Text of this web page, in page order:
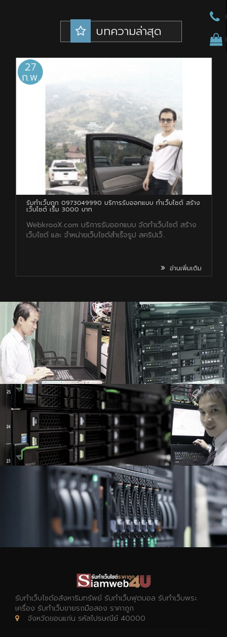
บทความล่าสุด
26
ก.ย.
รับทำ Login with facebook (เข้าสู่ระบบเว็บไซต์ด้วย
Facebook)
รับทำ Login with facebook (เข้าสู่ระบบเว็บไซต์ด้วย
Facebook) Login..
อ่านเพิ่มเติม
รับทำเว็บไซต์อสังหาริมทรัพย์ รับทำเว็บฟุตบอล รับทำเว็บพระ
เครื่อง รับทำเว็บขายรถมือสอง ราคาถูก
จังหวัดขอนแก่น รหัสไปรษณีย์ 40000